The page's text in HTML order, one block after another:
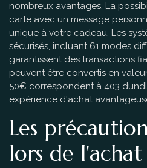
nombreux avantages. La
carte avec un message
unique à votre cadeau. Les
sécurisés, incluant 61 modes
garantissent des transactions
peuvent être convertis en
50€ correspondent à 403
expérience d'achat
Les
lors de l'achat